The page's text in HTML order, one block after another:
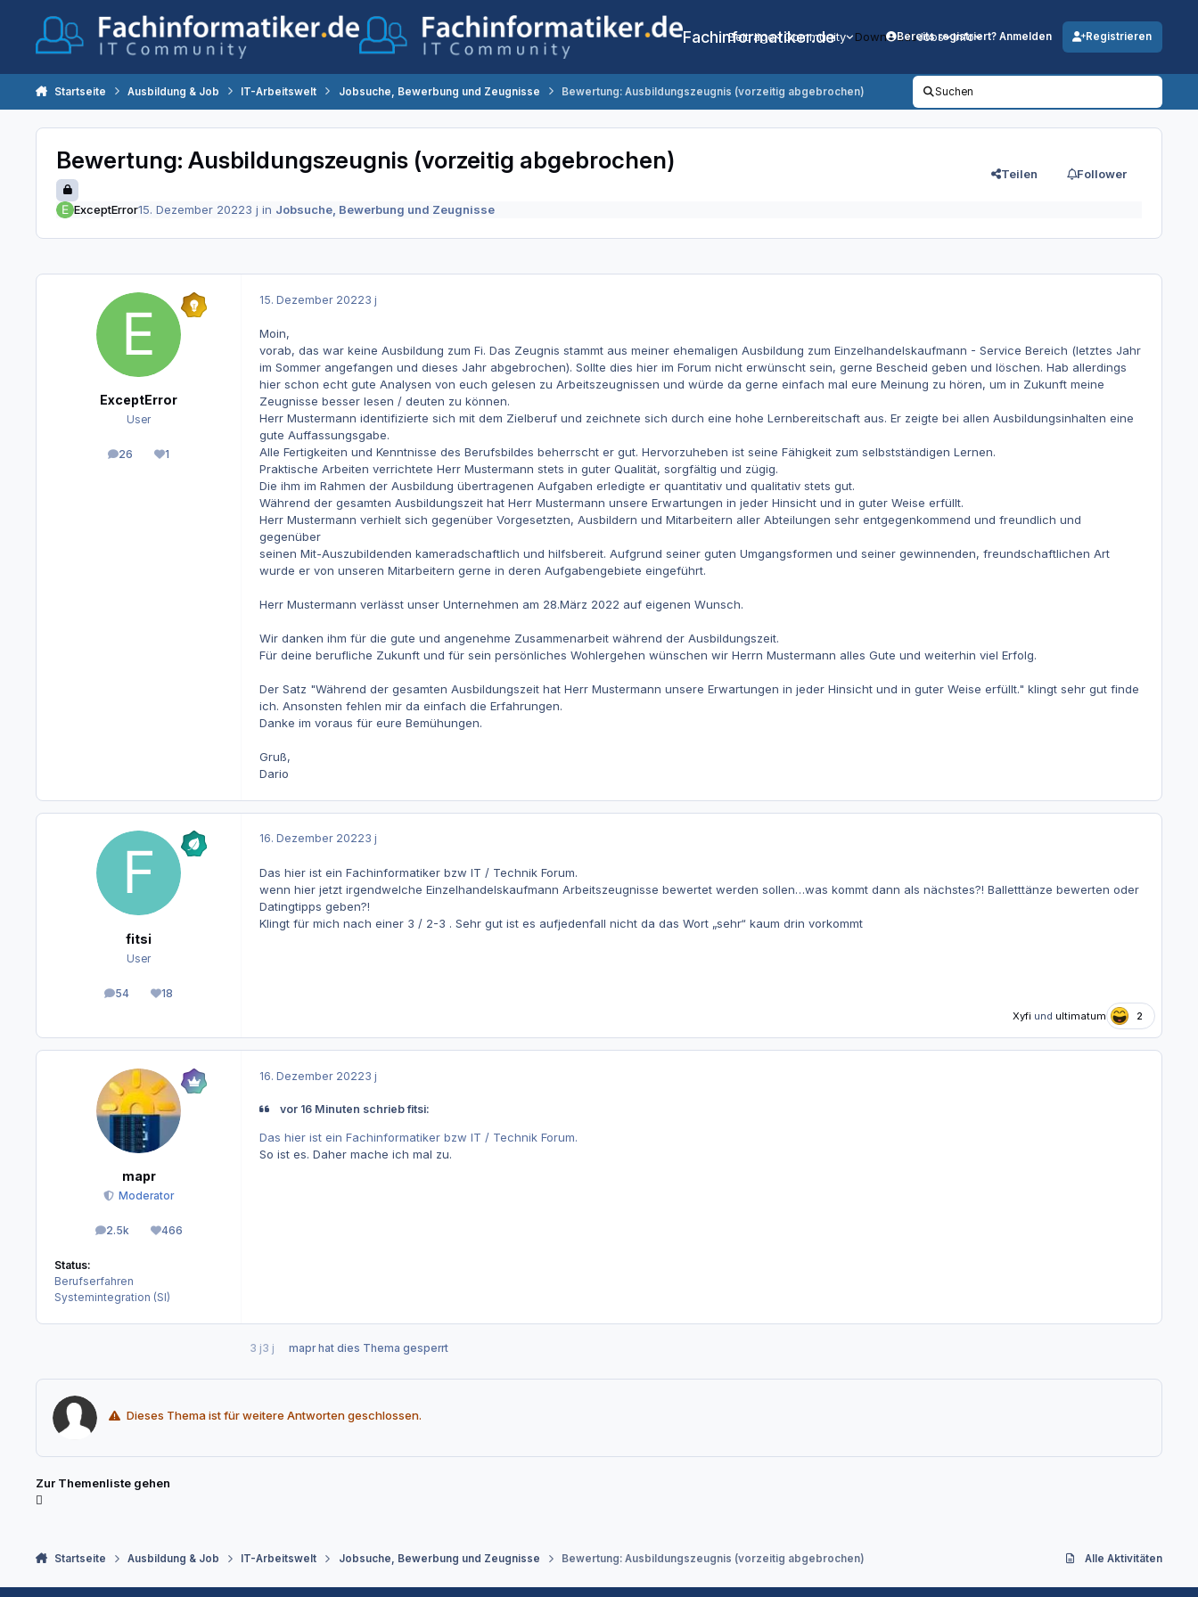
Fachinformatiker.de
Beiträge Community DownloadsJobs Info
Bereits registriert? Anmelden Registrieren
Startseite Ausbildung & Job IT-Arbeitswelt Jobsuche, Bewerbung und Zeugnisse Bewertung: Ausbildungszeugnis (vorzeitig abgebrochen) Suchen
Bewertung: Ausbildungszeugnis (vorzeitig abgebrochen)
Teilen Follower
ExceptError15. Dezember 20223 j in Jobsuche, Bewerbung und Zeugnisse
ExceptError
User
26
Beiträge1
Reputation
15. Dezember 20223 j
Moin,
vorab, das war keine Ausbildung zum Fi. Das Zeugnis stammt aus meiner ehemaligen Ausbildung zum Einzelhandelskaufmann - Service Bereich (letztes Jahr
im Sommer angefangen und dieses Jahr abgebrochen). Sollte dies hier im Forum nicht erwünscht sein, gerne Bescheid geben und löschen. Hab allerdings
hier schon echt gute Analysen von euch gelesen zu Arbeitszeugnissen und würde da gerne einfach mal eure Meinung zu hören, um in Zukunft meine
Zeugnisse besser lesen / deuten zu können.
Herr Mustermann identifizierte sich mit dem Zielberuf und zeichnete sich durch eine hohe Lernbereitschaft aus. Er zeigte bei allen Ausbildungsinhalten eine
gute Auffassungsgabe.
Alle Fertigkeiten und Kenntnisse des Berufsbildes beherrscht er gut. Hervorzuheben ist seine Fähigkeit zum selbstständigen Lernen.
Praktische Arbeiten verrichtete Herr Mustermann stets in guter Qualität, sorgfältig und zügig.
Die ihm im Rahmen der Ausbildung übertragenen Aufgaben erledigte er quantitativ und qualitativ stets gut.
Während der gesamten Ausbildungszeit hat Herr Mustermann unsere Erwartungen in jeder Hinsicht und in guter Weise erfüllt.
Herr Mustermann verhielt sich gegenüber Vorgesetzten, Ausbildern und Mitarbeitern aller Abteilungen sehr entgegenkommend und freundlich und
gegenüber
seinen Mit-Auszubildenden kameradschaftlich und hilfsbereit. Aufgrund seiner guten Umgangsformen und seiner gewinnenden, freundschaftlichen Art
wurde er von unseren Mitarbeitern gerne in deren Aufgabengebiete eingeführt.
Herr Mustermann verlässt unser Unternehmen am 28.März 2022 auf eigenen Wunsch.
Wir danken ihm für die gute und angenehme Zusammenarbeit während der Ausbildungszeit.
Für deine berufliche Zukunft und für sein persönliches Wohlergehen wünschen wir Herrn Mustermann alles Gute und weiterhin viel Erfolg.
Der Satz "Während der gesamten Ausbildungszeit hat Herr Mustermann unsere Erwartungen in jeder Hinsicht und in guter Weise erfüllt." klingt sehr gut finde
ich. Ansonsten fehlen mir da einfach die Erfahrungen.
Danke im voraus für eure Bemühungen.
Gruß,
Dario
fitsi
User
54
Beiträge18
Reputation
16. Dezember 20223 j
Das hier ist ein Fachinformatiker bzw IT / Technik Forum.
wenn hier jetzt irgendwelche Einzelhandelskaufmann Arbeitszeugnisse bewertet werden sollen…was kommt dann als nächstes?! Balletttänze bewerten oder
Datingtipps geben?!
Klingt für mich nach einer 3 / 2-3 . Sehr gut ist es aufjedenfall nicht da das Wort „sehr“ kaum drin vorkommt
Xyfi und ultimatum 2
mapr
Moderator
2.5k
Beiträge 466
Reputation
Status:
Berufserfahren
Systemintegration (SI)
16. Dezember 20223 j
vor 16 Minuten schrieb fitsi:
Das hier ist ein Fachinformatiker bzw IT / Technik Forum.
So ist es. Daher mache ich mal zu.
3 j3 j maprhat dies Thema gesperrt
Dieses Thema ist für weitere Antworten geschlossen.
Zur Themenliste gehen
Startseite Ausbildung & Job IT-Arbeitswelt Jobsuche, Bewerbung und Zeugnisse Bewertung: Ausbildungszeugnis (vorzeitig abgebrochen) Alle Aktivitäten